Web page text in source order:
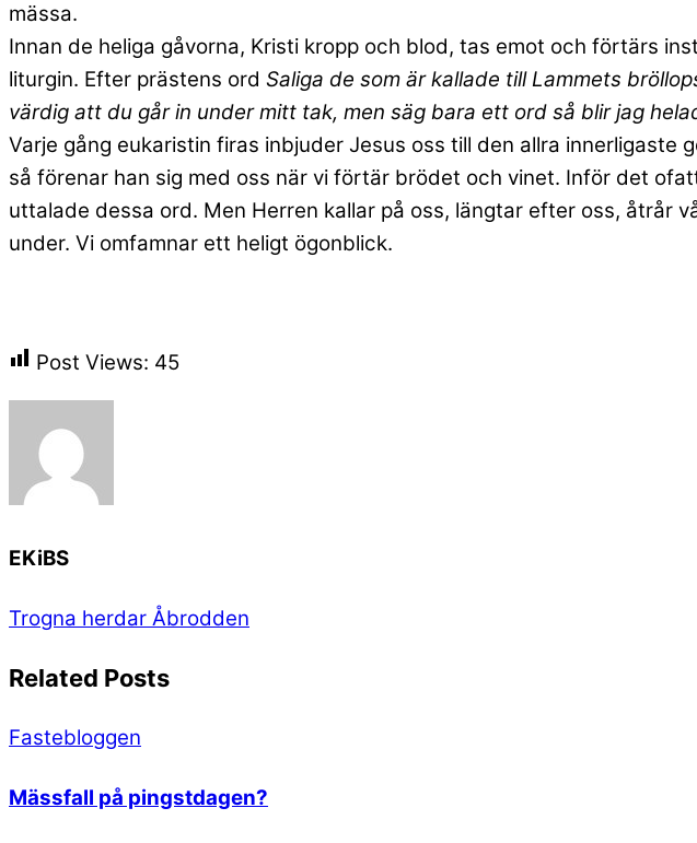
mässa.
Innan de heliga gåvorna, Kristi kropp och blod, tas emot och förtärs
liturgin. Efter prästens ord Saliga de som är kallade till Lammets
värdig att du går in under mitt tak, men säg bara ett ord så blir jag
Varje gång eukaristin firas inbjuder Jesus oss till den allra innerligaste
så förenar han sig med oss när vi förtär brödet och vinet. Inför det
uttalade dessa ord. Men Herren kallar på oss, längtar efter oss, åtrår
under. Vi omfamnar ett heligt ögonblick.
Post Views: 45
EKiBS
Trogna herdar Åbrodden
Related Posts
Fastebloggen
Mässfall på pingstdagen?